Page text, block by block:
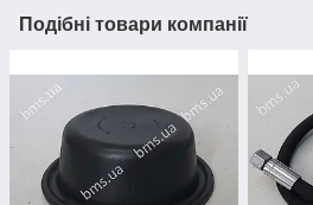
Подібні товари компанії